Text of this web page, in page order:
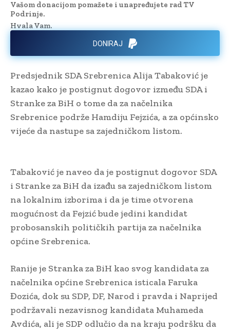
Vašom donacijom pomažete i unapređujete rad TV
Podrinje.
Hvala Vam.
DONIRAJ
Predsjednik SDA Srebrenica Alija Tabaković je
kazao kako je postignut dogovor između SDA i
Stranke za BiH o tome da za načelnika
Srebrenice podrže Hamdiju Fejzića, a za općinsko
vijeće da nastupe sa zajedničkom listom.
Tabaković je naveo da je postignut dogovor SDA
i Stranke za BiH da izađu sa zajedničkom listom
na lokalnim izborima i da je time otvorena
mogućnost da Fejzić bude jedini kandidat
probosanskih političkih partija za načelnika
općine Srebrenica.
Ranije je Stranka za BiH kao svog kandidata za
načelnika općine Srebrenica isticala Faruka
Đozića, dok su SDP, DF, Narod i pravda i Naprijed
podržavali nezavisnog kandidata Muhameda
Avdića, ali je SDP odlučio da na kraju podršku da